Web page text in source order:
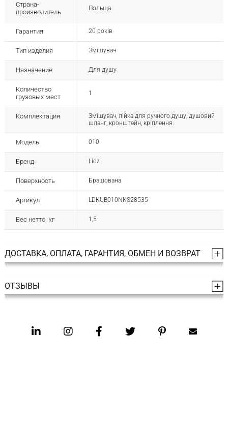
Страна-
производитель
Польща
Гарантия 20 років
Тип изделия Змішувач
Назначение Для душу
Количество
грузовых мест
1
Комплектация
Змішувач, лійка для ручного душу, душовий
шланг, кронштейн, кріплення.
Модель 010
Бренд Lidz
Поверхность Брашована
Артикул LDKUB010NKS28535
Вес нетто, кг 1,5
ДОСТАВКА, ОПЛАТА, ГАРАНТИЯ, ОБМЕН И ВОЗВРАТ
ОТЗЫВЫ